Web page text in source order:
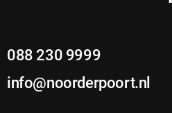
088 230 9999
info@noorderpoort.nl